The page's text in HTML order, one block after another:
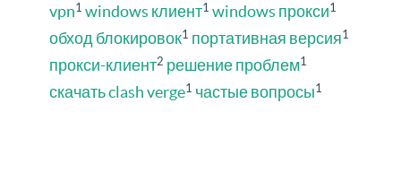
vpn1 windows клиент1 windows прокси1
обход блокировок1 портативная версия1
прокси-клиент2 решение проблем1
скачать clash verge1 частые вопросы1